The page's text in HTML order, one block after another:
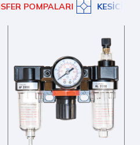
POMPALARI KESICI